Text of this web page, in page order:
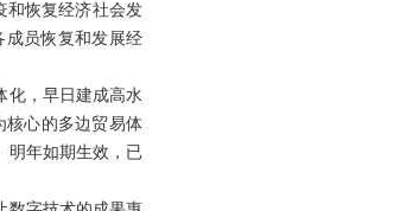
和恢复经济社会发
成员恢复和发展经
化，早日建成高水
核心的多边贸易体
明年如期生效，已